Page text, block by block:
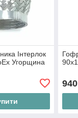
Інтерлок
Угорщина
940